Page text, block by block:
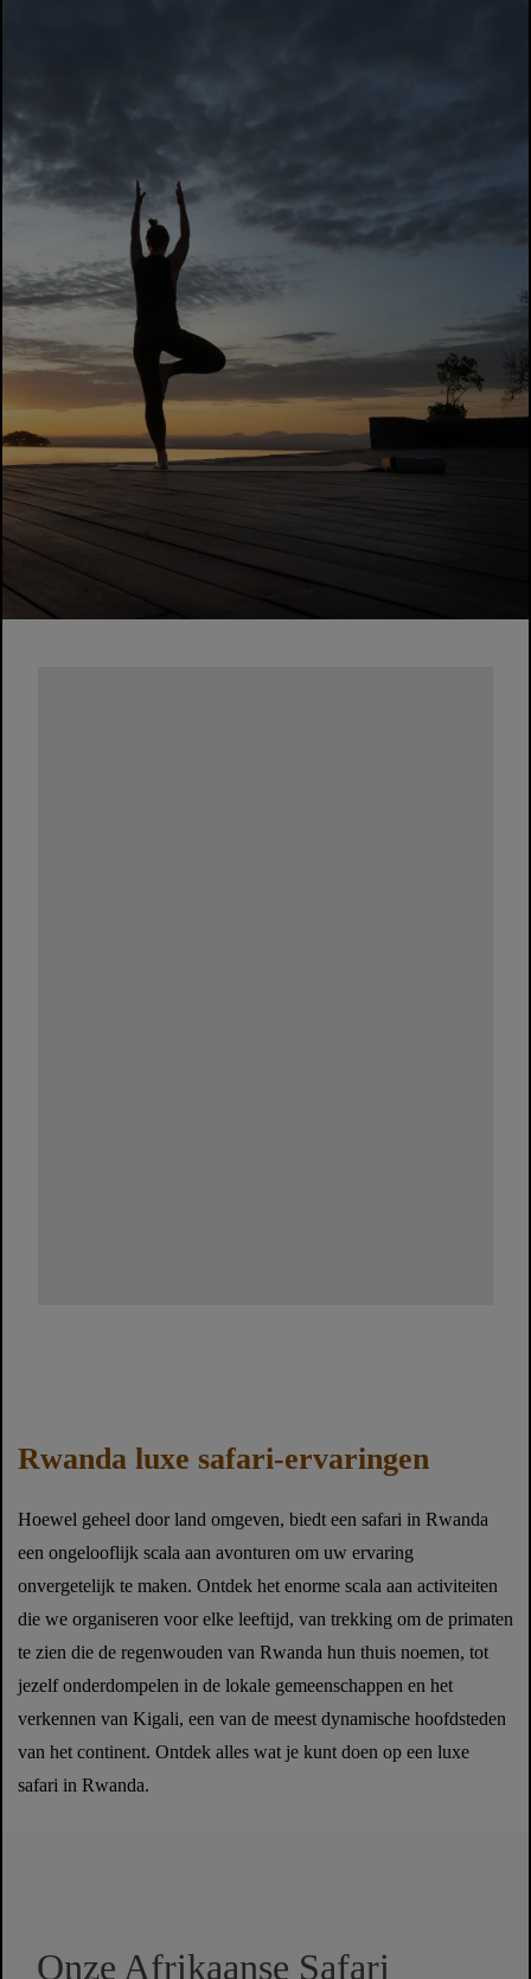
Rwanda luxe safari-ervaringen
Hoewel geheel door land omgeven, biedt een safari in Rwanda
een ongelooflijk scala aan avonturen om uw ervaring
onvergetelijk te maken. Ontdek het enorme scala aan activiteiten
die we organiseren voor elke leeftijd, van trekking om de primaten
te zien die de regenwouden van Rwanda hun thuis noemen, tot
jezelf onderdompelen in de lokale gemeenschappen en het
verkennen van Kigali, een van de meest dynamische hoofdsteden
van het continent. Ontdek alles wat je kunt doen op een luxe
safari in Rwanda.
Onze Afrikaanse Safari